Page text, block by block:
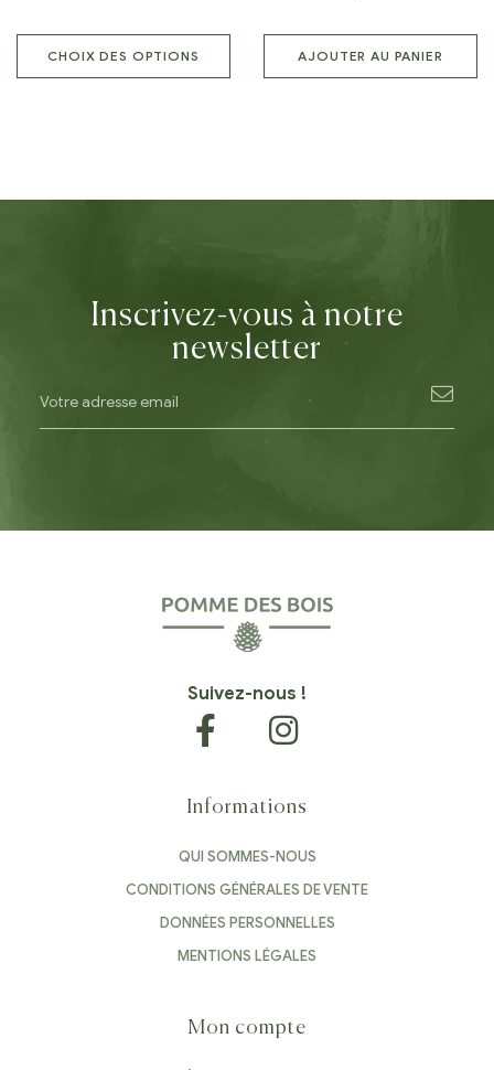
CHOIX DES OPTIONS AJOUTER AU PANIER
Inscrivez-vous à notre
newsletter
Suivez-nous !
Informations
QUI SOMMES-NOUS
CONDITIONS GÉNÉRALES DE VENTE
DONNÉES PERSONNELLES
MENTIONS LÉGALES
Mon compte